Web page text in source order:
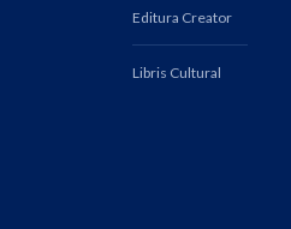
Editura Creator
Libris Cultural